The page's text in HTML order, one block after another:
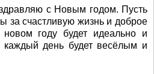
с Новым годом. Пусть
за счастливую жизнь и доброе
году будет идеально и
каждый день будет весёлым и